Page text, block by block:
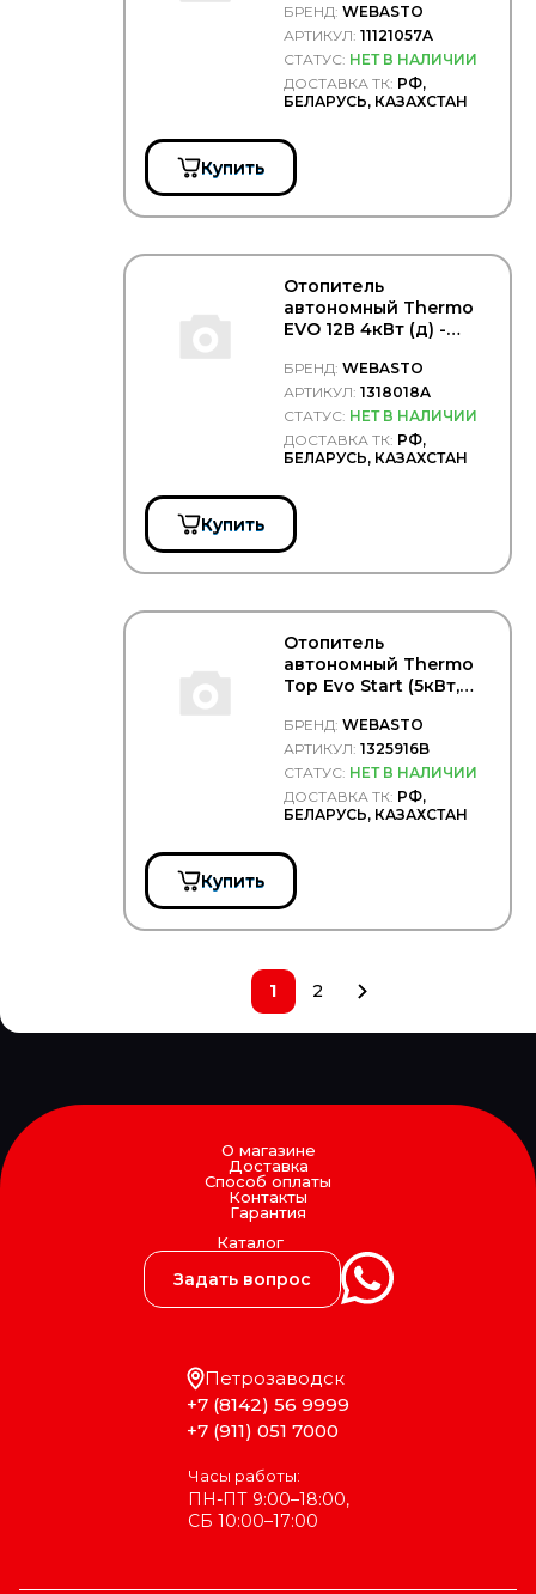
циркуляционного
насоса) -
WEBASTO/11121057A
БРЕНД:WEBASTO
АРТИКУЛ:11121057A
СТАТУС: НЕТ В НАЛИЧИИ
ДОСТАВКА ТК: РФ,
БЕЛАРУСЬ, КАЗАХСТАН
Купить
Отопитель
автономный Thermo
EVO 12В 4кВт (д) -
БРЕНД:WEBASTO
АРТИКУЛ:1318018A
СТАТУС: НЕТ В НАЛИЧИИ
ДОСТАВКА ТК: РФ,
БЕЛАРУСЬ, КАЗАХСТАН
Купить
Отопитель
автономный Thermo
Top Evo Start (5кВт,
WEBASTO/1325916B
БРЕНД:WEBASTO
АРТИКУЛ:1325916B
СТАТУС: НЕТ В НАЛИЧИИ
ДОСТАВКА ТК: РФ,
БЕЛАРУСЬ, КАЗАХСТАН
Купить
1 2
О магазине
Доставка
Способ оплаты
Контакты
Гарантия
Каталог
Петрозаводск
+7 (8142) 56 9999
+7 (911) 051 7000
Часы работы:
ПН-ПТ 9:00–18:00,
СБ 10:00–17:00
Задать вопрос